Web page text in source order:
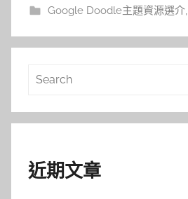
Google Doodle主題資源選介,
搜
近期文章